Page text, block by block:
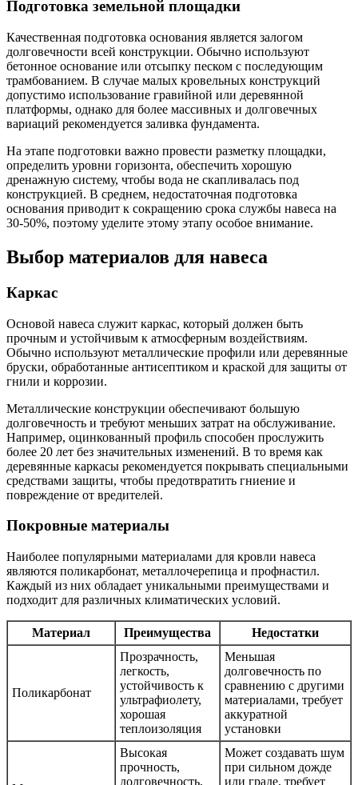
Подготовка земельной площадки
Качественная подготовка основания является залогом
долговечности всей конструкции. Обычно используют
бетонное основание или отсыпку песком с последующим
трамбованием. В случае малых кровельных конструкций
допустимо использование гравийной или деревянной
платформы, однако для более массивных и долговечных
вариаций рекомендуется заливка фундамента.
На этапе подготовки важно провести разметку площадки,
определить уровни горизонта, обеспечить хорошую
дренажную систему, чтобы вода не скапливалась под
конструкцией. В среднем, недостаточная подготовка
основания приводит к сокращению срока службы навеса на
30-50%, поэтому уделите этому этапу особое внимание.
Выбор материалов для навеса
Каркас
Основой навеса служит каркас, который должен быть
прочным и устойчивым к атмосферным воздействиям.
Обычно используют металлические профили или деревянные
бруски, обработанные антисептиком и краской для защиты от
гнили и коррозии.
Металлические конструкции обеспечивают большую
долговечность и требуют меньших затрат на обслуживание.
Например, оцинкованный профиль способен прослужить
более 20 лет без значительных изменений. В то время как
деревянные каркасы рекомендуется покрывать специальными
средствами защиты, чтобы предотвратить гниение и
повреждение от вредителей.
Покровные материалы
Наиболее популярными материалами для кровли навеса
являются поликарбонат, металлочерепица и профнастил.
Каждый из них обладает уникальными преимуществами и
подходит для различных климатических условий.
Материал Преимущества Недостатки
Поликарбонат
Прозрачность,
легкость,
устойчивость к
ультрафиолету,
хорошая
теплоизоляция
Меньшая
долговечность по
сравнению с другими
материалами, требует
аккуратной
установки
Высокая
прочность,
долговечность,
Может создавать шум
при сильном дожде
или граде, требует